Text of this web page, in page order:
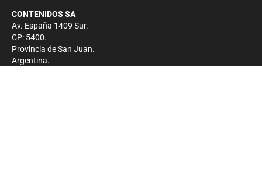
CONTENIDOS SA
Av. España 1409 Sur.
CP: 5400.
Provincia de San Juan.
Argentina.